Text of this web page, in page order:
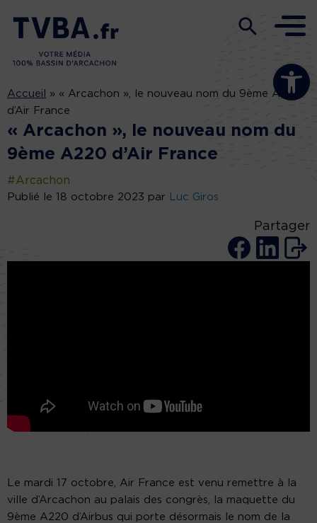
Ouvrir la
Accueil » « Arcachon », le nouveau nom du 9ème A220
d’Air France
« Arcachon », le nouveau nom du
9ème A220 d’Air France
#Arcachon
Publié le 18 octobre 2023 par Luc Giros
Partager
Le mardi 17 octobre, Air France est venu remettre à la
ville d’Arcachon au palais des congrès, la maquette du
9ème A220 d’Airbus qui porte désormais le nom de la